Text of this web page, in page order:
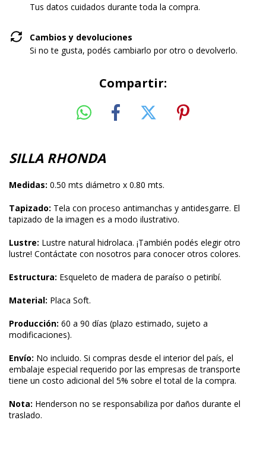
Tus datos cuidados durante toda la compra.
Cambios y devoluciones
Si no te gusta, podés cambiarlo por otro o devolverlo.
Compartir:
SILLA RHONDA
Medidas: 0.50 mts diámetro x 0.80 mts.
Tapizado: Tela con proceso antimanchas y antidesgarre. El
tapizado de la imagen es a modo ilustrativo.
Lustre: Lustre natural hidrolaca. ¡También podés elegir otro
lustre! Contáctate con nosotros para conocer otros colores.
Estructura: Esqueleto de madera de paraíso o petiribí.
Material: Placa Soft.
Producción: 60 a 90 días (plazo estimado, sujeto a
modificaciones).
Envío: No incluido. Si compras desde el interior del país, el
embalaje especial requerido por las empresas de transporte
tiene un costo adicional del 5% sobre el total de la compra.
Nota: Henderson no se responsabiliza por daños durante el
traslado.